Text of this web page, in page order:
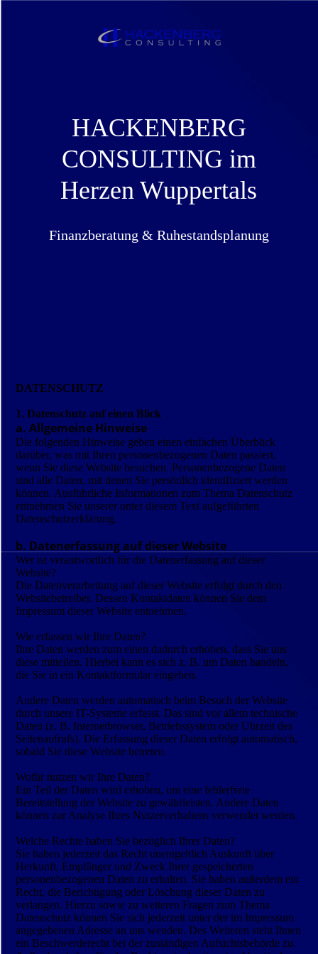
HACKENBERG
CONSULTING im
Herzen Wuppertals
Finanzberatung & Ruhestandsplanung
DATENSCHUTZ
1. Datenschutz auf einen Blick
a. Allgemeine Hinweise
Die folgenden Hinweise geben einen einfachen Überblick
darüber, was mit Ihren personenbezogenen Daten passiert,
wenn Sie diese Website besuchen. Personenbezogene Daten
sind alle Daten, mit denen Sie persönlich identifiziert werden
können. Ausführliche Informationen zum Thema Datenschutz
entnehmen Sie unserer unter diesem Text aufgeführten
Datenschutzerklärung.
b. Datenerfassung auf dieser Website
Wer ist verantwortlich für die Datenerfassung auf dieser
Website?
Die Datenverarbeitung auf dieser Website erfolgt durch den
Websitebetreiber. Dessen Kontaktdaten können Sie dem
Impressum dieser Website entnehmen.
Wie erfassen wir Ihre Daten?
Ihre Daten werden zum einen dadurch erhoben, dass Sie uns
diese mitteilen. Hierbei kann es sich z. B. um Daten handeln,
die Sie in ein Kontaktformular eingeben.
Andere Daten werden automatisch beim Besuch der Website
durch unsere IT-Systeme erfasst. Das sind vor allem technische
Daten (z. B. Internetbrowser, Betriebssystem oder Uhrzeit des
Seitenaufrufs). Die Erfassung dieser Daten erfolgt automatisch,
sobald Sie diese Website betreten.
Wofür nutzen wir Ihre Daten?
Ein Teil der Daten wird erhoben, um eine fehlerfreie
Bereitstellung der Website zu gewährleisten. Andere Daten
können zur Analyse Ihres Nutzerverhaltens verwendet werden.
Welche Rechte haben Sie bezüglich Ihrer Daten?
Sie haben jederzeit das Recht unentgeltlich Auskunft über
Herkunft, Empfänger und Zweck Ihrer gespeicherten
personenbezogenen Daten zu erhalten. Sie haben außerdem ein
Recht, die Berichtigung oder Löschung dieser Daten zu
verlangen. Hierzu sowie zu weiteren Fragen zum Thema
Datenschutz können Sie sich jederzeit unter der im Impressum
angegebenen Adresse an uns wenden. Des Weiteren steht Ihnen
ein Beschwerderecht bei der zuständigen Aufsichtsbehörde zu.